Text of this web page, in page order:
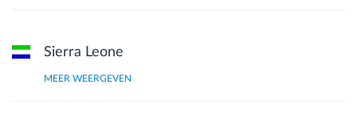
Sierra Leone
MEER WEERGEVEN